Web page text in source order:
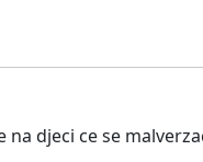
djeci ce se